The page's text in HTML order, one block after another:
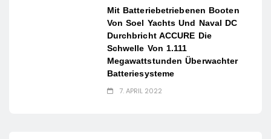
Mit Batteriebetriebenen Booten
Von Soel Yachts Und Naval DC
Durchbricht ACCURE Die
Schwelle Von 1.111
Megawattstunden Überwachter
Batteriesysteme
7. APRIL 2022